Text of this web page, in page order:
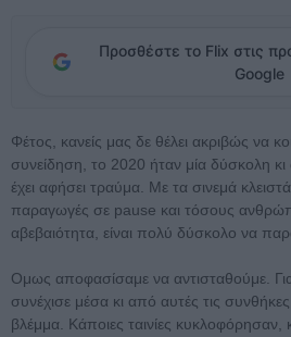
Προσθέστε το Flix στις
Google
Φέτος, κανείς μας δε θέλει ακριβώς να
συνείδηση, το 2020 ήταν μία δύσκολη κι
έχει αφήσει τραύμα. Με τα σινεμά
παραγωγές σε pause και τόσους
αβεβαιότητα, είναι πολύ δύσκολο να
Ομως αποφασίσαμε να αντισταθούμε.
συνέχισε μέσα κι από αυτές τις
βλέμμα. Κάποιες ταινίες κυκλοφόρησαν,